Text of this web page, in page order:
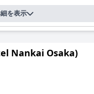
を表示
Nankai Osaka)